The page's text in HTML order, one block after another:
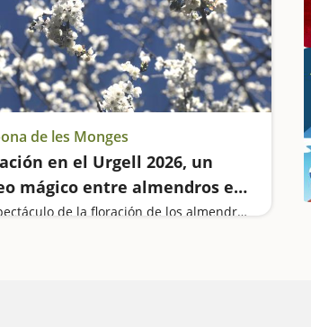
de les Monges
en el Urgell 2026, un
mágico entre almendros en
El espectáculo de la floración de los almendros en el Urgell